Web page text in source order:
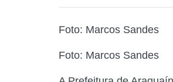
Foto: Marcos Sandes
Foto: Marcos Sandes